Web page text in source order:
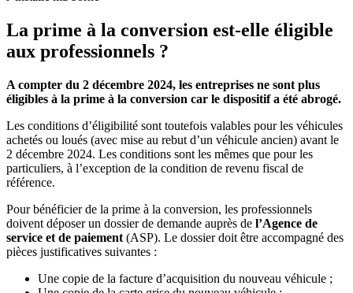
La prime à la conversion est-elle éligible
aux professionnels ?
A compter du 2 décembre 2024, les entreprises ne sont plus
éligibles à la prime à la conversion car le dispositif a été abrogé.
Les conditions d’éligibilité sont toutefois valables pour les véhicules
achetés ou loués (avec mise au rebut d’un véhicule ancien) avant le
2 décembre 2024. Les conditions sont les mêmes que pour les
particuliers, à l’exception de la condition de revenu fiscal de
référence.
Pour bénéficier de la prime à la conversion, les professionnels
doivent déposer un dossier de demande auprès de l’Agence de
service et de paiement (ASP). Le dossier doit être accompagné des
pièces justificatives suivantes :
Une copie de la facture d’acquisition du nouveau véhicule ;